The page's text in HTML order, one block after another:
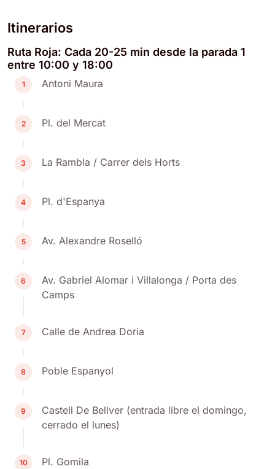
Itinerarios
Ruta Roja: Cada 20-25 min desde la parada 1
entre 10:00 y 18:00
1 Antoni Maura
2 Pl. del Mercat
3 La Rambla / Carrer dels Horts
4 Pl. d'Espanya
5 Av. Alexandre Roselló
6
Av. Gabriel Alomar i Villalonga / Porta des
Camps
7 Calle de Andrea Doria
8 Poble Espanyol
9
Castell De Bellver (entrada libre el domingo,
cerrado el lunes)
10 Pl. Gomila